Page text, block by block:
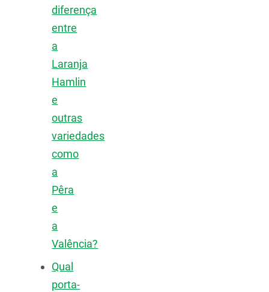
diferença
entre
a
Laranja
Hamlin
e
outras
variedades
como
a
Pêra
e
a
Valência?
Qual
porta-